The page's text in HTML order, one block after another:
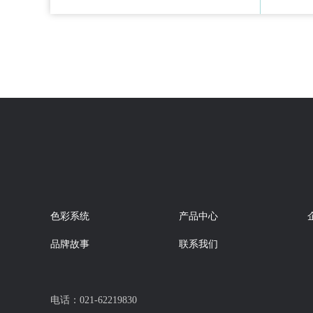
色彩系统 产品中心
品牌故事 联系我们
电话：021-62219830